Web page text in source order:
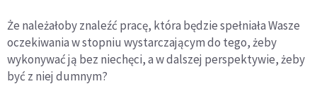
Że należałoby znaleźć pracę, która będzie spełniała Wasze
oczekiwania w stopniu wystarczającym do tego, żeby
wykonywać ją bez niechęci, a w dalszej perspektywie, żeby
być z niej dumnym?